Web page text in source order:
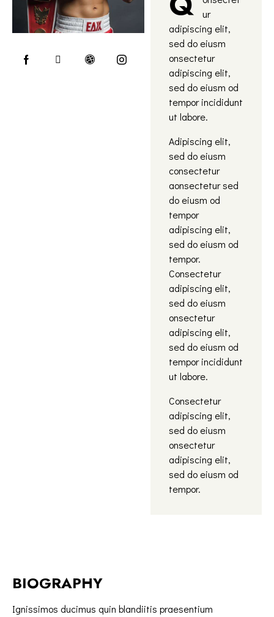
ur
adipiscing elit,
sed do eiusm
onsectetur
adipiscing elit,
sed do eiusm od
tempor incididunt
ut labore.
Adipiscing elit,
sed do eiusm
consectetur
aonsectetur sed
do eiusm od
tempor
adipiscing elit,
sed do eiusm od
tempor.
Consectetur
adipiscing elit,
sed do eiusm
onsectetur
adipiscing elit,
sed do eiusm od
tempor incididunt
ut labore.
Consectetur
adipiscing elit,
sed do eiusm
onsectetur
adipiscing elit,
sed do eiusm od
tempor.
BIOGRAPHY
Ignissimos ducimus quin blandiitis praesentium